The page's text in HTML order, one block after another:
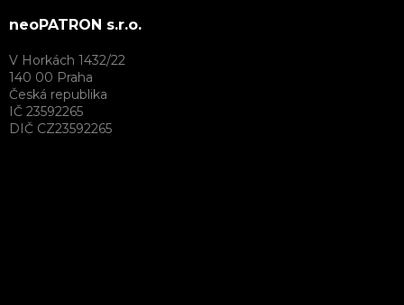
neoPATRON s.r.o.
V Horkách 1432/22
140 00 Praha
Česká republika
IČ 23592265
DIČ CZ23592265